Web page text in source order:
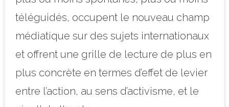
téléguidés, occupent le nouveau champ
médiatique sur des sujets internationaux
et offrent une grille de lecture de plus en
plus concrète en termes d’effet de levier
entre l’action, au sens d’activisme, et le